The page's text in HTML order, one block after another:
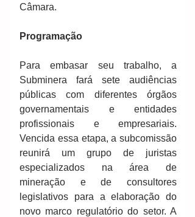
Câmara.
Programação
Para embasar seu trabalho, a
Subminera fará sete audiências
públicas com diferentes órgãos
governamentais e entidades
profissionais e empresariais.
Vencida essa etapa, a subcomissão
reunirá um grupo de juristas
especializados na área de
mineração e de consultores
legislativos para a elaboração do
novo marco regulatório do setor. A